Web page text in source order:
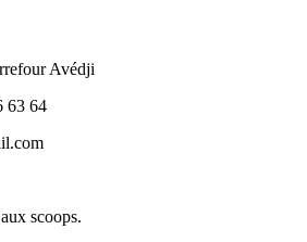
Avédji
63 64
scoops.